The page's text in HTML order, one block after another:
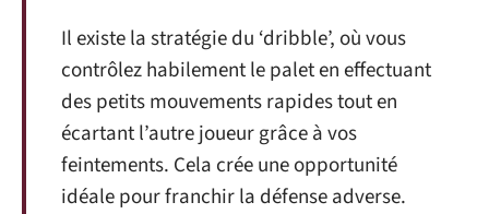
Il existe la stratégie du ‘dribble’, où vous
contrôlez habilement le palet en effectuant
des petits mouvements rapides tout en
écartant l’autre joueur grâce à vos
feintements. Cela crée une opportunité
idéale pour franchir la défense adverse.